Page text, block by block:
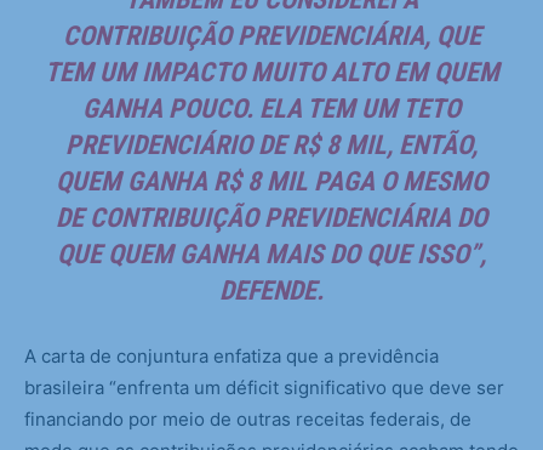
CONTRIBUIÇÃO PREVIDENCIÁRIA, QUE
TEM UM IMPACTO MUITO ALTO EM QUEM
GANHA POUCO. ELA TEM UM TETO
PREVIDENCIÁRIO DE R$ 8 MIL, ENTÃO,
QUEM GANHA R$ 8 MIL PAGA O MESMO
DE CONTRIBUIÇÃO PREVIDENCIÁRIA DO
QUE QUEM GANHA MAIS DO QUE ISSO”,
DEFENDE.
A carta de conjuntura enfatiza que a previdência
brasileira “enfrenta um déficit significativo que deve ser
financiando por meio de outras receitas federais, de